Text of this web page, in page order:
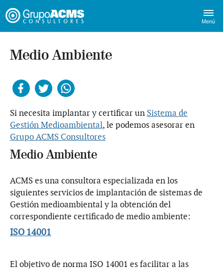
Menú
Medio Ambiente
Si necesita implantar y certificar un Sistema de
Gestión Medioambiental, le podemos asesorar en
Grupo ACMS Consultores
Medio Ambiente
ACMS es una consultora especializada en los
siguientes servicios de implantación de sistemas de
Gestión medioambiental y la obtención del
correspondiente certificado de medio ambiente:
ISO 14001
El objetivo de norma ISO 14001 es facilitar a las